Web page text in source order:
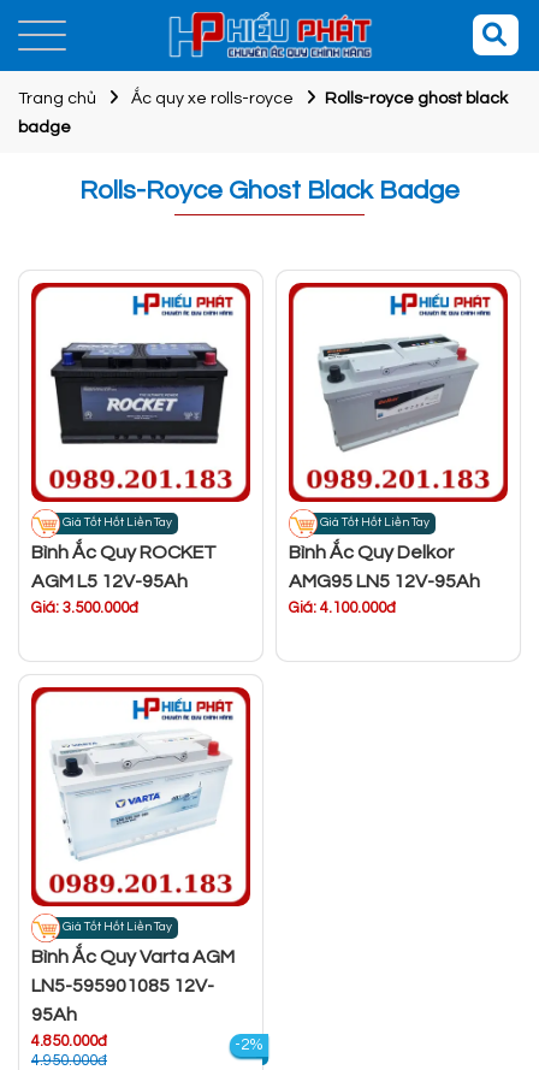
Trang chủ Ắc quy xe rolls-royce
Rolls-royce ghost black
badge
Rolls-Royce Ghost Black Badge
Giá Tốt Hốt Liền Tay
Bình Ắc Quy ROCKET
AGM L5 12V-95Ah
Giá: 3.500.000đ
Giá Tốt Hốt Liền Tay
Bình Ắc Quy Delkor
AMG95 LN5 12V-95Ah
Giá: 4.100.000đ
Giá Tốt Hốt Liền Tay
Bình Ắc Quy Varta AGM
LN5-595901085 12V-
95Ah
4.850.000đ
4.950.000đ
-2%